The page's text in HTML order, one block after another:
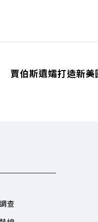
賈伯斯遺孀打造新美
查